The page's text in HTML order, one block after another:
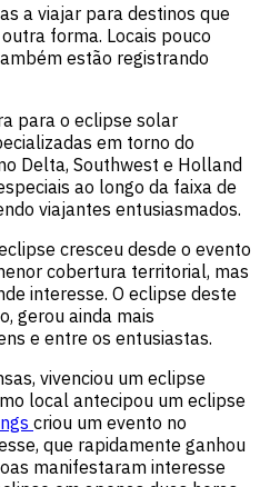
a viajar para destinos que
forma. Locais pouco
estão registrando
para o eclipse solar
em torno do
Delta, Southwest e Holland
ao longo da faixa de
viajantes entusiasmados.
cresceu desde o evento
cobertura territorial, mas
interesse. O eclipse deste
gerou ainda mais
e entre os entusiastas.
vivenciou um eclipse
local antecipou um eclipse
criou um evento no
que rapidamente ganhou
manifestaram interesse